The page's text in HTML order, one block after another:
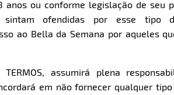
Parte 1 Parte 2
anos ou conforme legislação de seu
ofendidas por esse tipo
ao Bella da Semana por aqueles
assumirá plena
em não fornecer qualquer